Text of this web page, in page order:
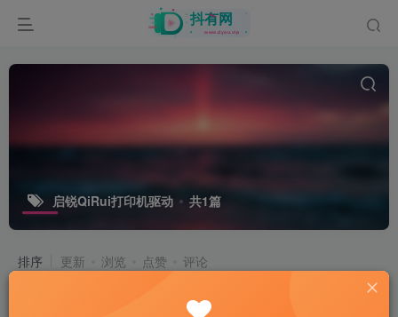
启锐QiRui打印机驱动 共1篇
排序 更新 浏览 点赞 评论
启锐QiRui打印机驱动（通用）